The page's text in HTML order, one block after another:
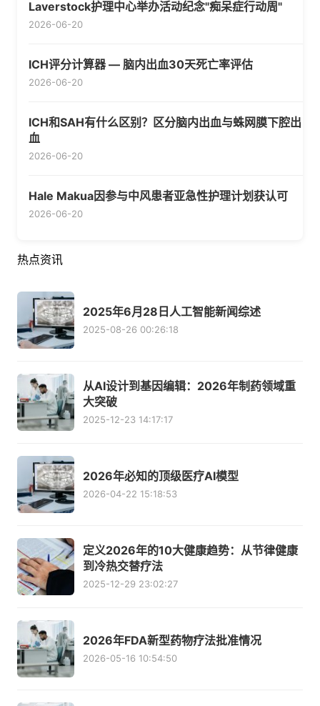
Laverstock护理中心举办活动纪念"痴呆症行动周"
2026-06-20
ICH评分计算器 — 脑内出血30天死亡率评估
2026-06-20
ICH和SAH有什么区别？区分脑内出血与蛛网膜下腔出
血
2026-06-20
Hale Makua因参与中风患者亚急性护理计划获认可
2026-06-20
热点资讯
2025年6月28日人工智能新闻综述
2025-08-26 00:26:18
从AI设计到基因编辑：2026年制药领域重
大突破
2025-12-23 14:17:17
2026年必知的顶级医疗AI模型
2026-04-22 15:18:53
定义2026年的10大健康趋势：从节律健康
到冷热交替疗法
2025-12-29 23:02:27
2026年FDA新型药物疗法批准情况
2026-05-16 10:54:50